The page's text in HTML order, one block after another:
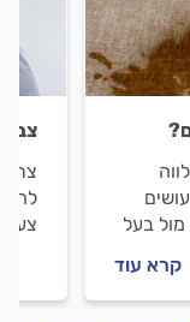
בעל
קרא עוד